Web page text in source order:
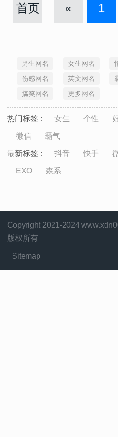
首页 « 1
男生网名 女生网名
伤感网名
英文网名
搞笑网名
更多网名
热门标签： 女生 个性
微信 霸气
最新标签： 抖音 快手
EXO 森系
Copyright 2021-2024
版权所有
Sitemap